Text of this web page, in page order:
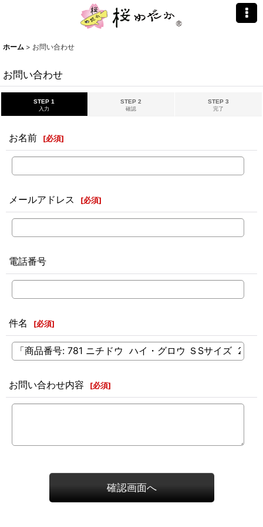
ホーム > お問い合わせ
お問い合わせ
STEP 1
入力
STEP 2
確認
STEP 3
完了
お名前 [必須]
メールアドレス [必須]
電話番号
件名 [必須]
お問い合わせ内容 [必須]
確認画面へ